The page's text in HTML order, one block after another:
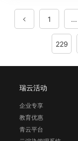
1 ...
229
瑞云活动
企业专享
教育优惠
青云平台